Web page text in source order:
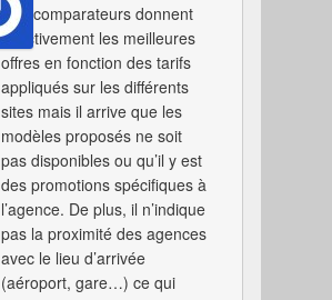
Ces comparateurs donnent
effectivement les meilleures
offres en fonction des tarifs
appliqués sur les différents
sites mais il arrive que les
modèles proposés ne soit
pas disponibles ou qu’il y est
des promotions spécifiques à
l’agence. De plus, il n’indique
pas la proximité des agences
avec le lieu d’arrivée
(aéroport, gare…) ce qui